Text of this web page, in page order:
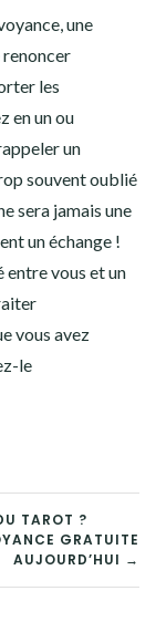
une
renoncer
les
en un ou
un
souvent oublié
sera jamais une
un échange !
entre vous et un
vous avez
le
TAROT ?
GRATUITE
AUJOURD’HUI →